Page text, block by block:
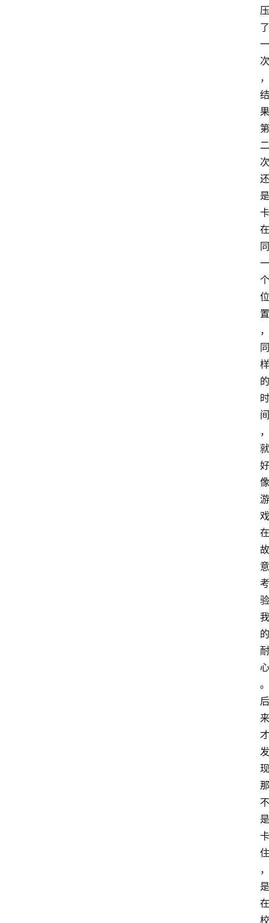
压
了
一
次
，
结
果
第
二
次
还
是
卡
在
同
一
个
位
置
，
同
样
的
时
间
，
就
好
像
游
戏
在
故
意
考
验
我
的
耐
心
。
后
来
才
发
现
那
不
是
卡
住
，
是
在
校